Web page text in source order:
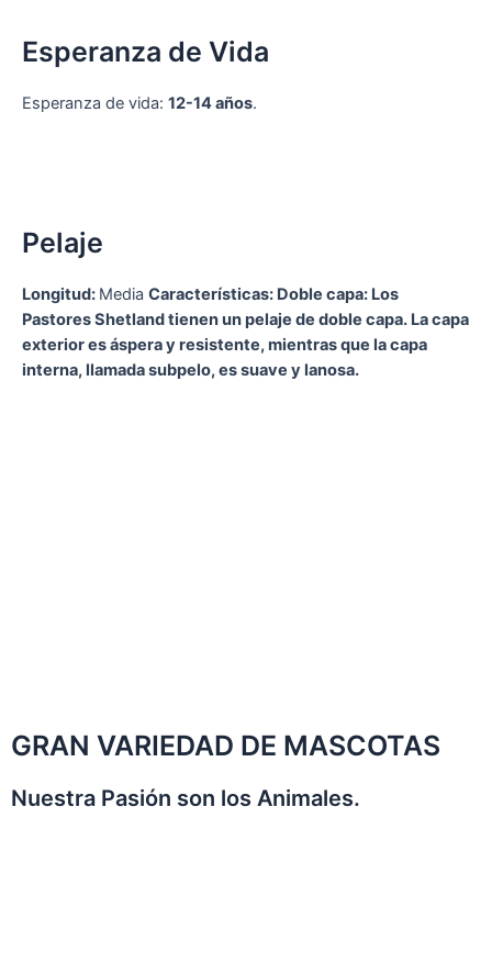
Esperanza de Vida
Esperanza de vida: 12-14 años.
Pelaje
Longitud: Media Características: Doble capa: Los
Pastores Shetland tienen un pelaje de doble capa. La capa
exterior es áspera y resistente, mientras que la capa
interna, llamada subpelo, es suave y lanosa.
GRAN VARIEDAD DE MASCOTAS
Nuestra Pasión son los Animales.